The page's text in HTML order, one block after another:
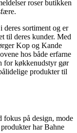
roser butikken
sortiment og er
til deres kunder. Med
Kop og Kande
hos både erfarne
for køkkenudstyr gør
produkter til
fokus på design, mode
har Bahne